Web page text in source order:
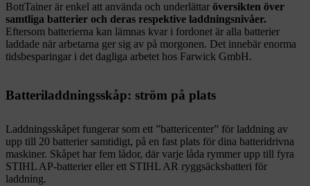
BottTainer är enkel att använda och underlättar översikten över
samtliga batterier och deras respektive laddningsnivåer.
Eftersom batterierna kan lämnas kvar i fordonet är alla batterier
laddade när arbetarna ger sig av på morgonen. Det innebär enorma
tidsbesparingar i det dagliga arbetet hos Farwick GmbH.
Batteriladdningsskåp: ström på plats
Laddningsskåpet fungerar som ett ”battericenter” för laddning av
upp till 20 batterier samtidigt, på en fast plats för dina batteridrivna
maskiner. Skåpet har fem lådor, där varje låda rymmer upp till fyra
STIHL AP-batterier eller ett STIHL AR ryggsäcksbatteri för
laddning.